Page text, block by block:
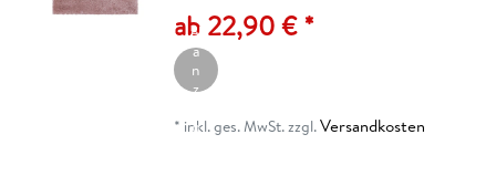
ab 22,90 € *
ik
el
a
n
z
g
* inkl. ges. MwSt.zzgl.Versandkosten